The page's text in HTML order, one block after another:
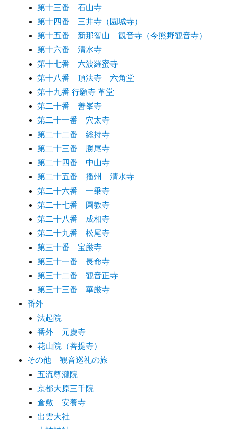
第十三番 石山寺
第十四番 三井寺（園城寺）
第十五番 新那智山 観音寺（今熊野観音寺）
第十六番 清水寺
第十七番 六波羅蜜寺
第十八番 頂法寺 六角堂
第十九番 行願寺 革堂
第二十番 善峯寺
第二十一番 穴太寺
第二十二番 総持寺
第二十三番 勝尾寺
第二十四番 中山寺
第二十五番 播州 清水寺
第二十六番 一乗寺
第二十七番 圓教寺
第二十八番 成相寺
第二十九番 松尾寺
第三十番 宝厳寺
第三十一番 長命寺
第三十二番 観音正寺
第三十三番 華厳寺
番外
法起院
番外 元慶寺
花山院（菩提寺）
その他 観音巡礼の旅
五流尊瀧院
京都大原三千院
倉敷 安養寺
出雲大社